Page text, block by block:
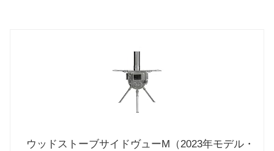
ウッドストーブサイドヴューM（2023年モデル・